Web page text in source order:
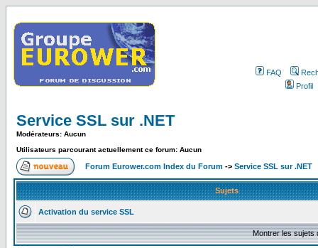
FAQ
Profil
Service SSL sur .NET
Modérateurs: Aucun
Utilisateurs parcourant actuellement ce forum: Aucun
Forum Eurower.com Index du Forum -> Service SSL sur .NET
Sujets
Activation du service SSL
Montrer les sujets